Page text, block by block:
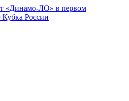
«Динамо-ЛО» в первом
Кубка России